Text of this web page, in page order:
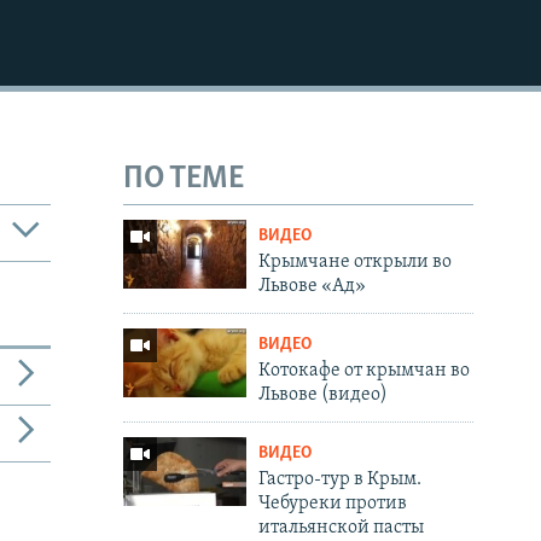
ПО ТЕМЕ
ВИДЕО
Крымчане открыли во
Львове «Ад»
ВИДЕО
Котокафе от крымчан во
Львове (видео)
ВИДЕО
Гастро-тур в Крым.
Чебуреки против
итальянской пасты